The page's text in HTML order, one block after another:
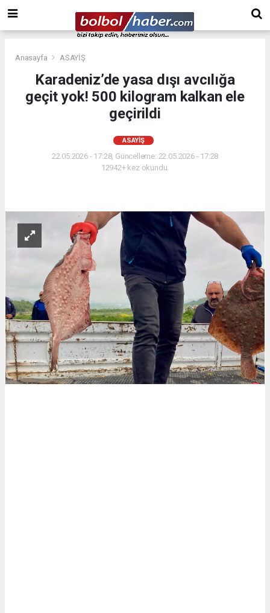
Anasayfa ASAYİŞ
Karadeniz’de yasa dışı avcılığa
geçit yok! 500 kilogram kalkan ele
geçirildi
ASAYİŞ
22.05.2026 - 17:28, Güncelleme: 22.05.2026 - 17:28
12942+ kez okundu.